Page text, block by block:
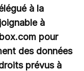
à la
à
pour
des données
prévus à